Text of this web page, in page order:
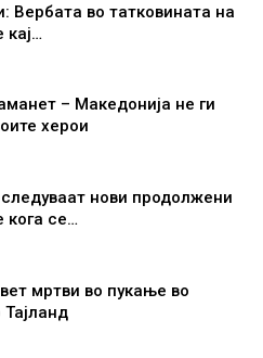
Вербата во татковината на
кај…
– Македонија не ги
херои
нови продолжени
кога се…
мртви во пукање во